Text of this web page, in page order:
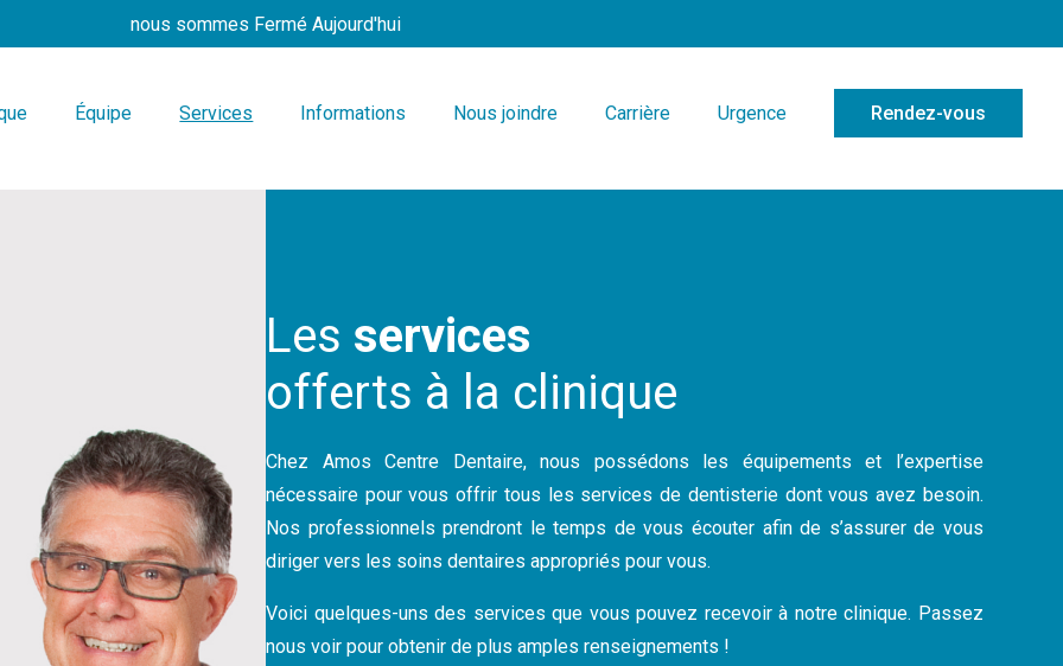
nous sommes Fermé Aujourd'hui
Équipe Services Informations Nous joindre Carrière Urgence Rendez-vous
Les services
offerts à la clinique
Chez Amos Centre Dentaire, nous possédons les équipements et l’expertise
nécessaire pour vous offrir tous les services de dentisterie dont vous avez besoin.
Nos professionnels prendront le temps de vous écouter afin de s’assurer de vous
diriger vers les soins dentaires appropriés pour vous.
Voici quelques-uns des services que vous pouvez recevoir à notre clinique. Passez
nous voir pour obtenir de plus amples renseignements !